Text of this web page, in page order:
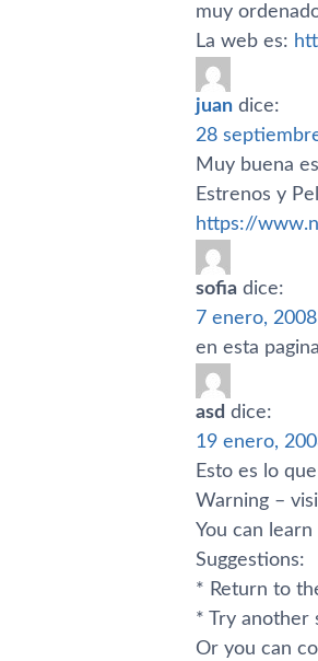
muy
La web es:
juan dice:
28
Muy buena
Estrenos y
https://
sofia dice:
7 enero,
en esta
asd dice:
19 enero,
Esto es lo
Warning –
You can
Suggestions:
* Return to
* Try another
Or you can